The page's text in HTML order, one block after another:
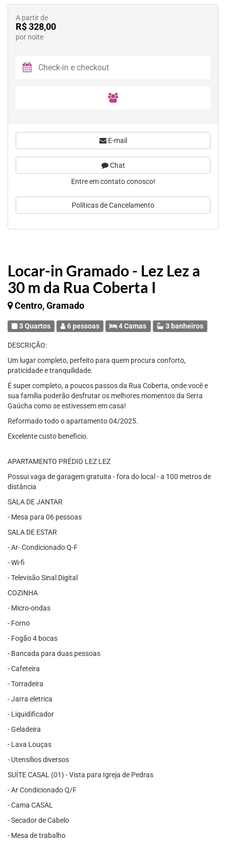
Locar-in Gramado - Lez Lez a
30 m da Rua Coberta I
Centro, Gramado
3 Quartos 6 pessoas 4 Camas 3 banheiros
DESCRIÇÃO:
Um lugar completo, perfeito para quem procura conforto,
praticidade e tranquilidade.
É super completo, a poucos passos da Rua Coberta, onde você e
sua família poderão desfrutar os melhores momentos da Serra
Gaúcha como se estivessem em casa!
Reformado todo o apartamento 04/2025.
Excelente custo beneficio.
APARTAMENTO PRÉDIO LEZ LEZ
Possui vaga de garagem gratuita - fora do local - a 100 metros de
distância
SALA DE JANTAR
- Mesa para 06 pessoas
SALA DE ESTAR
- Ar- Condicionado Q-F
- Wi-fi
- Televisão Sinal Digital
COZINHA
- Micro-ondas
- Forno
- Fogão 4 bocas
- Bancada para duas pessoas
- Cafeteira
- Torradeira
- Jarra eletrica
- Liquidificador
- Geladeira
- Lava Louças
- Utensílios diversos
SUÍTE CASAL (01) - Vista para Igreja de Pedras
- Ar Condicionado Q/F
- Cama CASAL
- Secador de Cabelo
- Mesa de trabalho
A partir de
R$ 328,00
por noite
E-mail
Chat
Entre em contato conosco!
Políticas de Cancelamento